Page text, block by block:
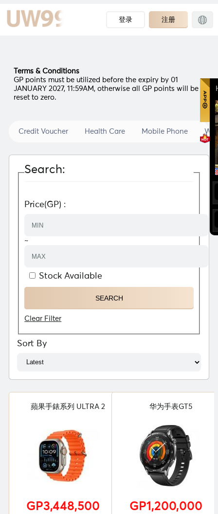
登录 注册
Terms & Conditions
GP points must be utilized before the expiry by 01
JANUARY 2027, 11:59AM, otherwise all GP points will be
reset to zero.
Credit Voucher Health Care Mobile Phone
Search:
Price(GP) :
~
Stock Available
Clear Filter
Sort By
蘋果手錶系列 ULTRA 2
GP3,448,500
华为手表GT5
GP1,200,000